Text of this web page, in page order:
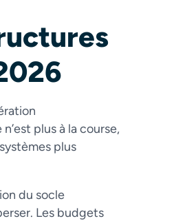
plus à la course,
plus
du socle
Les budgets